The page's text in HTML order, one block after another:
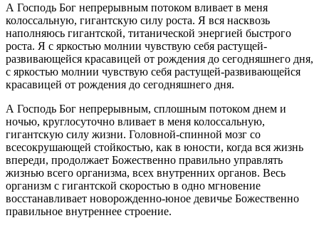
А Господь Бог непрерывным потоком вливает в меня
колоссальную, гигантскую силу роста. Я вся насквозь
наполняюсь гигантской, титанической энергией быстрого
роста. Я с яркостью молнии чувствую себя растущей-
развивающейся красавицей от рождения до сегодняшнего дня,
с яркостью молнии чувствую себя растущей-развивающейся
красавицей от рождения до сегодняшнего дня.
А Господь Бог непрерывным, сплошным потоком днем и
ночью, круглосуточно вливает в меня колоссальную,
гигантскую силу жизни. Головной-спинной мозг со
всесокрушающей стойкостью, как в юности, когда вся жизнь
впереди, продолжает Божественно правильно управлять
жизнью всего организма, всех внутренних органов. Весь
организм с гигантской скоростью в одно мгновение
восстанавливает новорожденно-юное девичье Божественно
правильное внутреннее строение.